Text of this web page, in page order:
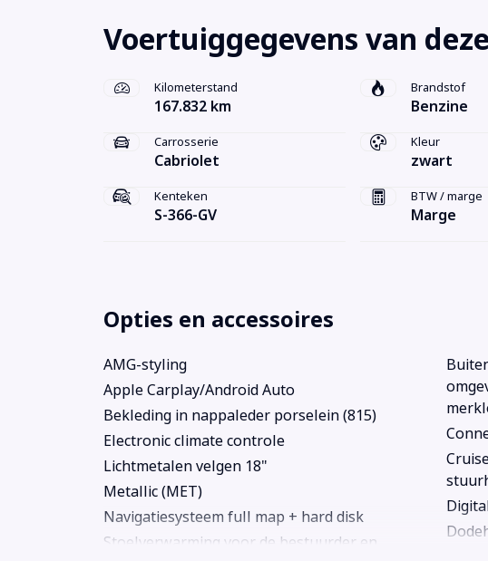
Voertuiggegevens van
Kilometerstand
167.832 km
Brandstof
Benzine
Carrosserie
Cabriolet
Kleur
zwart
Kenteken
S-366-GV
BTW / marge
Marge
Opties en accessoires
AMG-styling
Apple Carplay/Android Auto
Bekleding in nappaleder porselein (815)
Electronic climate controle
Lichtmetalen velgen 18"
Metallic (MET)
Navigatiesysteem full map + hard disk
Stoelverwarming voor de bestuurder en